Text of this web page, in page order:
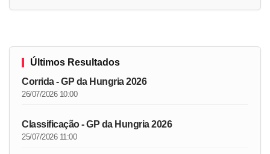
Últimos Resultados
Corrida - GP da Hungria 2026
26/07/2026 10:00
Classificação - GP da Hungria 2026
25/07/2026 11:00